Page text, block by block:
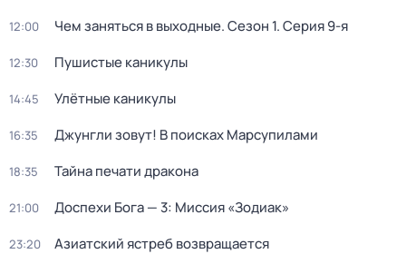
12:00 Чем заняться в выходные. Сезон 1. Серия 9-я
12:30 Пушистые каникулы
14:45 Улётные каникулы
16:35 Джунгли зовут! В поисках Марсупилами
18:35 Тайна печати дракона
21:00 Доспехи Бога — 3: Миссия «Зодиак»
23:20 Азиатский ястреб возвращается